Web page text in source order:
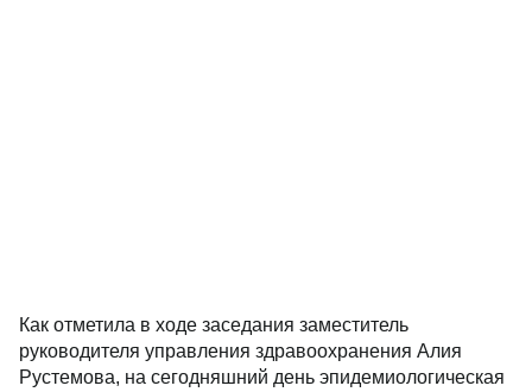
Как отметила в ходе заседания заместитель
руководителя управления здравоохранения Алия
Рустемова, на сегодняшний день эпидемиологическая